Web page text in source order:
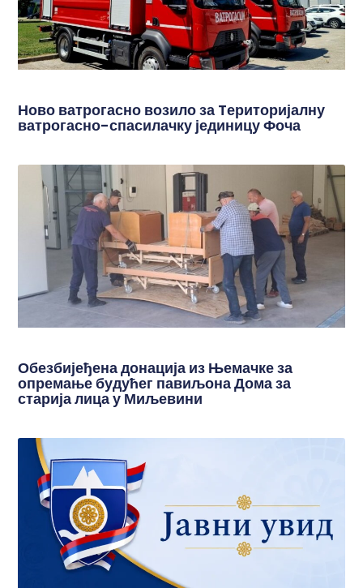
Ново ватрогасно возило за Tериторијалну
ватрогасно-спасилачку јединицу Фоча
Обезбијеђена донација из Њемачке за
опремање будућег павиљона Дома за
старија лица у Миљевини